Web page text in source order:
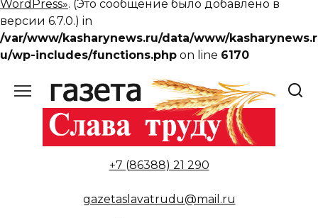
WordPress». (Это сообщение было добавлено в
версии 6.7.0.) in
/var/www/kasharynews.ru/data/www/kasharynews.r
u/wp-includes/functions.php on line 6170
содержанию
+7 (86388) 21 290
gazetaslavatrudu@mail.ru